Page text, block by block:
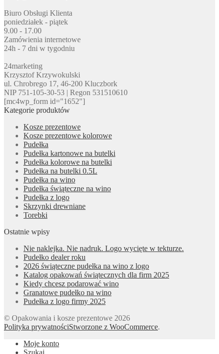
Biuro Obsługi Klienta
poniedziałek - piątek
9.00 - 17.00
Zamówienia internetowe
24h - 7 dni w tygodniu
24marketing
Krzysztof Krzywokulski
ul. Chrobrego 17, 46-200 Kluczbork
NIP 751-105-30-53 | Regon 531510610
[mc4wp_form id="1652"]
Kategorie produktów
Kosze prezentowe
Kosze prezentowe kolorowe
Pudełka
Pudełka kartonowe na butelki
Pudełka kolorowe na butelki
Pudełka na butelki 0.5L
Pudełka na wino
Pudełka świąteczne na wino
Pudełka z logo
Skrzynki drewniane
Torebki
Ostatnie wpisy
Nie naklejka. Nie nadruk. Logo wycięte w tekturze.
Pudełko dealer roku
2026 świąteczne pudełka na wino z logo
Katalog opakowań świątecznych dla firm 2025
Kiedy chcesz podarować wino
Granatowe pudełko na wino
Pudełka z logo firmy 2025
© Opakowania i kosze prezentowe 2026
Polityka prywatnościStworzone z WooCommerce.
Moje konto
Szukaj